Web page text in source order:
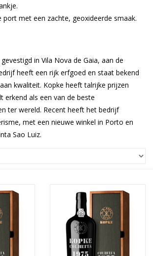
port met een zachte, geoxideerde smaak.
in Vila Nova de Gaia, aan de
heeft een rijk erfgoed en staat bekend
kwaliteit. Kopke heeft talrijke prijzen
erkend als een van de beste
ter wereld. Recent heeft het bedrijf
met een nieuwe winkel in Porto en
Sao Luiz.